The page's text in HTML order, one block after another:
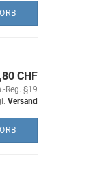
CHF
Reg. §19
Versand